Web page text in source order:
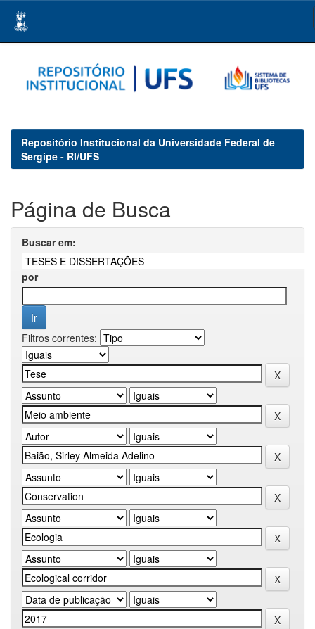
navigation
Repositório Institucional da Universidade Federal de
Sergipe - RI/UFS
Página de Busca
Buscar em:
por
Filtros correntes: